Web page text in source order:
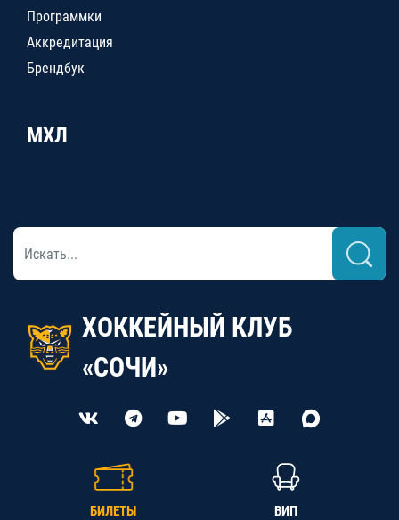
Программки
Аккредитация
Брендбук
МХЛ
ХОККЕЙНЫЙ КЛУБ
«СОЧИ»
БИЛЕТЫ ВИП